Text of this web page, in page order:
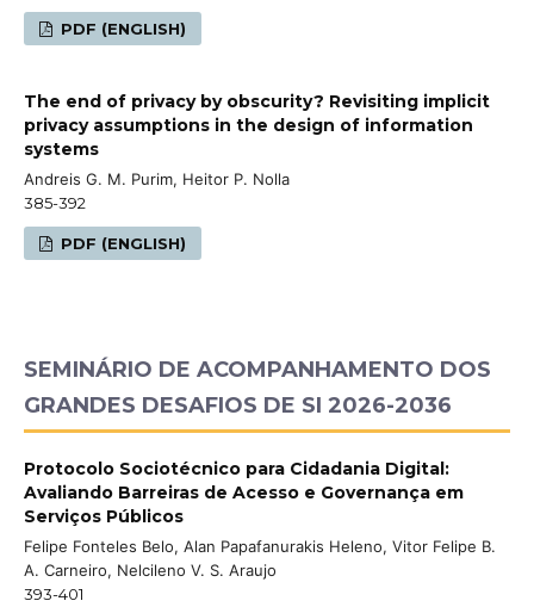
PDF (ENGLISH)
The end of privacy by obscurity? Revisiting implicit
privacy assumptions in the design of information
systems
Andreis G. M. Purim, Heitor P. Nolla
385-392
PDF (ENGLISH)
SEMINÁRIO DE ACOMPANHAMENTO DOS
GRANDES DESAFIOS DE SI 2026-2036
Protocolo Sociotécnico para Cidadania Digital:
Avaliando Barreiras de Acesso e Governança em
Serviços Públicos
Felipe Fonteles Belo, Alan Papafanurakis Heleno, Vitor Felipe B.
A. Carneiro, Nelcileno V. S. Araujo
393-401